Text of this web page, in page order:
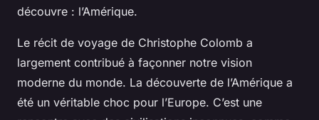
découvre : l’Amérique.
Le récit de voyage de Christophe Colomb a
largement contribué à façonner notre vision
moderne du monde. La découverte de l’Amérique a
été un véritable choc pour l’Europe. C’est une